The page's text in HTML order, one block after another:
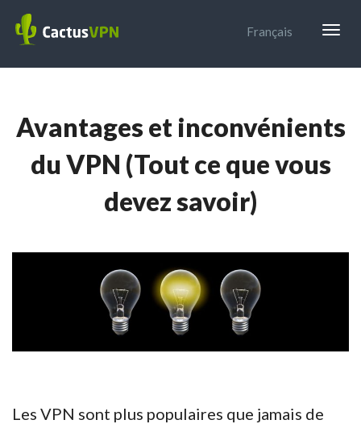
Français
Avantages et inconvénients
du VPN (Tout ce que vous
devez savoir)
Les VPN sont plus populaires que jamais de